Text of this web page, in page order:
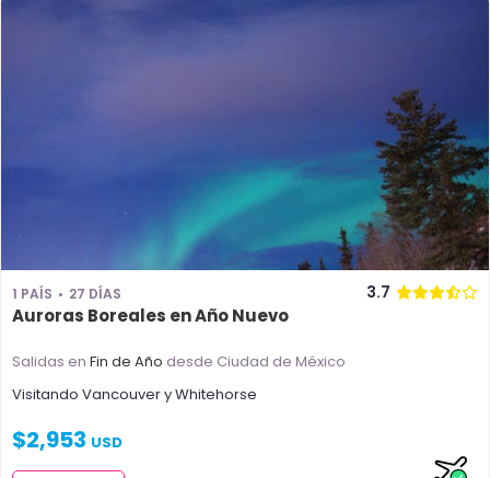
1 PAÍS 27 DÍAS 3.7
Auroras Boreales en Año Nuevo
Salidas en Fin de Año desde Ciudad de México
Visitando VancouveryWhitehorse
$2,953 USD